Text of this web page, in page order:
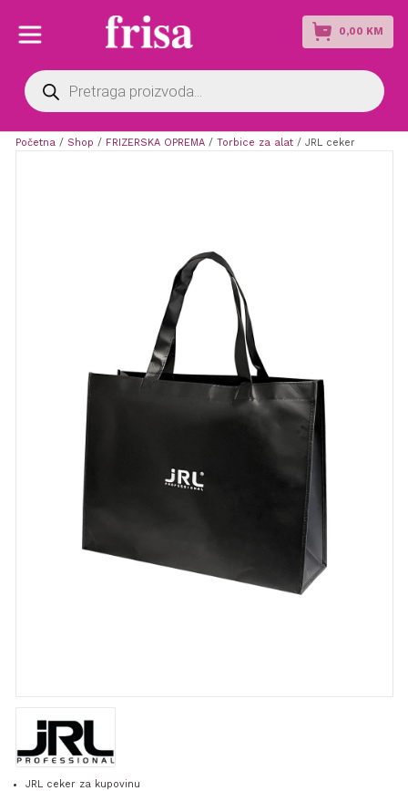
0,00 KM
Products
search
Početna / Shop / FRIZERSKA OPREMA/ Torbice za alat/ JRL ceker
JRL ceker za kupovinu